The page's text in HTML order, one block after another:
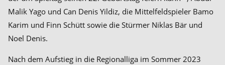
Malik Yago und Can Denis Yildiz, die Mittelfeldspieler Bamo
Karim und Finn Schütt sowie die Stürmer Niklas Bär und
Noel Denis.
Nach dem Aufstieg in die Regionalliga im Sommer 2023